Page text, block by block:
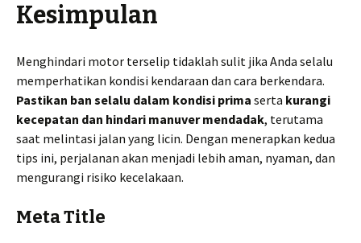
Kesimpulan
Menghindari motor terselip tidaklah sulit jika Anda selalu
memperhatikan kondisi kendaraan dan cara berkendara.
Pastikan ban selalu dalam kondisi prima serta kurangi
kecepatan dan hindari manuver mendadak, terutama
saat melintasi jalan yang licin. Dengan menerapkan kedua
tips ini, perjalanan akan menjadi lebih aman, nyaman, dan
mengurangi risiko kecelakaan.
Meta Title